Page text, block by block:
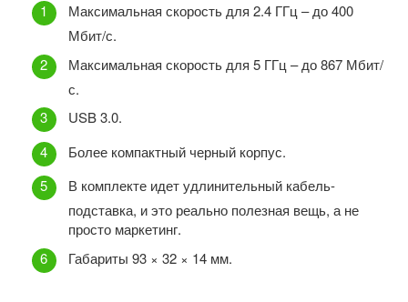
Максимальная скорость для 2.4 ГГц – до 400
Мбит/с.
Максимальная скорость для 5 ГГц – до 867 Мбит/
с.
USB 3.0.
Более компактный черный корпус.
В комплекте идет удлинительный кабель-
подставка, и это реально полезная вещь, а не
просто маркетинг.
Габариты 93 × 32 × 14 мм.